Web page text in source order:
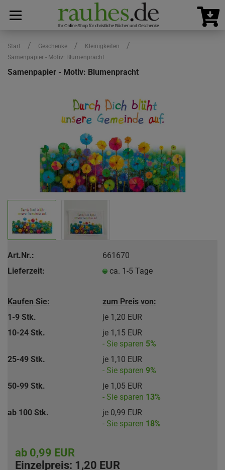
Start / Geschenke / Kleinigkeiten /
Samenpapier - Motiv: Blumenpracht
Samenpapier - Motiv: Blumenpracht
Art.Nr.:
661670
Lieferzeit:
ca. 1-5 Tage
Kaufen Sie:
zum Preis von:
1-9 Stk.
je 1,20 EUR
10-24 Stk.
je 1,15 EUR
- Sie sparen 5%
25-49 Stk.
je 1,10 EUR
- Sie sparen9%
50-99 Stk.
je 1,05 EUR
- Sie sparen 13%
ab 100 Stk.
je 0,99 EUR
- Sie sparen 18%
ab 0,99 EUR
Einzelpreis: 1,20 EUR